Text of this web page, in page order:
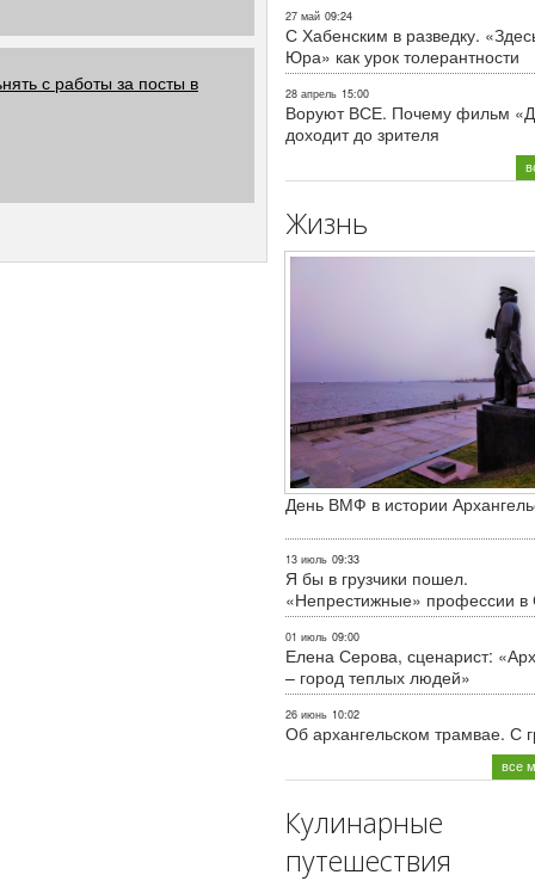
с работы за посты в
27 май 09:24
С Хабенским в разведку.
Юра» как урок толерантности
28 апрель 15:00
Воруют ВСЕ. Почему фильм
доходит до зрителя
Жизнь
День ВМФ в истории
13 июль 09:33
Я бы в грузчики пошел.
«Непрестижные» профессии
01 июль 09:00
Елена Серова, сценарист:
– город теплых людей»
26 июнь 10:02
Об архангельском трамвае. С
все
Кулинарные
путешествия